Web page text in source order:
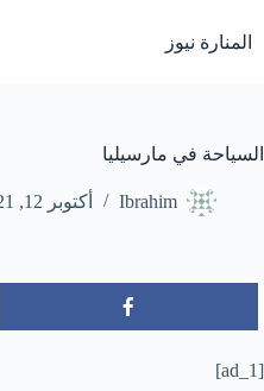
إلى
المحتوى
المنارة نيوز
السياحة في مارسيليا
Ibrahim أكتوبر 12, 2021
[ad_1]